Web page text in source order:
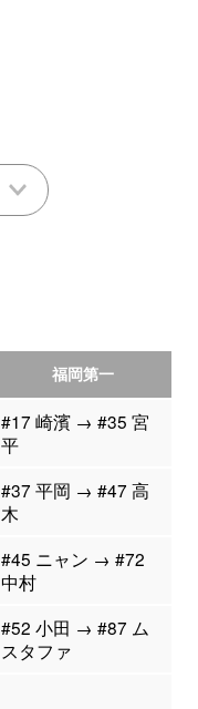
福岡第一
#17 崎濱 → #35 宮
平
#37 平岡 → #47 高
木
#45 ニャン → #72
中村
#52 小田 → #87 ム
スタファ